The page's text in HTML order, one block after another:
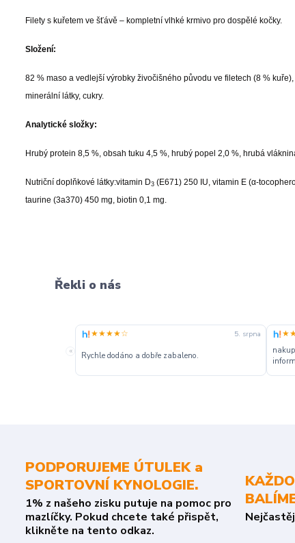
Filety s kuřetem ve šťávě – kompletní vlhké krmivo pro dospělé kočky.
Složení:
82 % maso a vedlejší výrobky živočišného původu ve filetech (8 %
minerální látky, cukry.
Analytické složky:
Hrubý protein 8,5 %, obsah tuku 4,5 %, hrubý popel 2,0 %, hrubá
Nutriční doplňkové látky:vitamin D3 (E671) 250 IU, vitamin E (α-
taurine (3a370) 450 mg, biotin 0,1 mg.
Řekli o nás
«
★★★★☆ 5. srpna
Rychle dodáno a dobře zabaleno.
PODPORUJEME ÚTULEK a
SPORTOVNÍ KYNOLOGIE.
1% z našeho zisku putuje na pomoc pro
mazlíčky. Pokud chcete také přispět,
klikněte na tento odkaz.